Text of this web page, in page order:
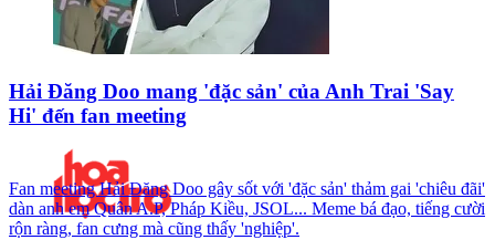
Hải Đăng Doo mang 'đặc sản' của Anh Trai 'Say
Hi' đến fan meeting
Fan meeting Hải Đăng Doo gây sốt với 'đặc sản' thảm gai 'chiêu đãi'
dàn anh em Quân A.P, Pháp Kiều, JSOL... Meme bá đạo, tiếng cười
rộn ràng, fan cưng mà cũng thấy 'nghiệp'.